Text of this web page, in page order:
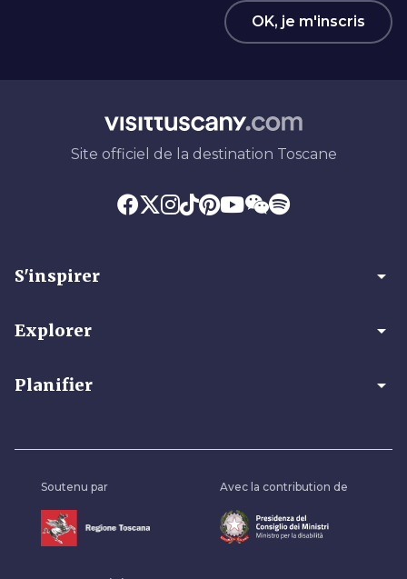
OK, je m'inscris
Site officiel de la destination Toscane
S'inspirer arrow_drop_down
Explorer arrow_drop_down
Planifier arrow_drop_down
Soutenu par Avec la contribution de